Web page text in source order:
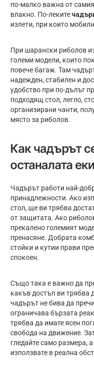
по-малко важна от
влакно. По-леките
излети, при които
При шарански риболов
големи модели, които
повече багаж. Там
надежден, стабилен и
удобство при по-дълъг
подходящ стол, легло,
организирани чанти,
място за риболов.
Как чадърът
останалата
Чадърът работи най-
принадлежности. Ако
стол, ще ви трябва
от защитата. Ако
прекалено големият
пренасяне. Добрата
стойки и кутии прави
спокоен.
Също така е важно да
какъв достъп ви трябва
чадърът не бива да
ограничава бързата
трябва да имате ясен
свобода на движение.
гледайте само размера,
използвате в реална